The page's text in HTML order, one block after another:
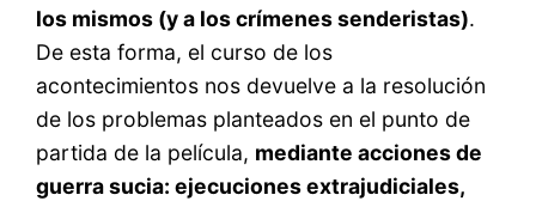
los mismos (y a los crímenes senderistas).
De esta forma, el curso de los
acontecimientos nos devuelve a la resolución
de los problemas planteados en el punto de
partida de la película, mediante acciones de
guerra sucia: ejecuciones extrajudiciales,